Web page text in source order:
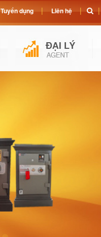
Tuyển dụng Liên hệ